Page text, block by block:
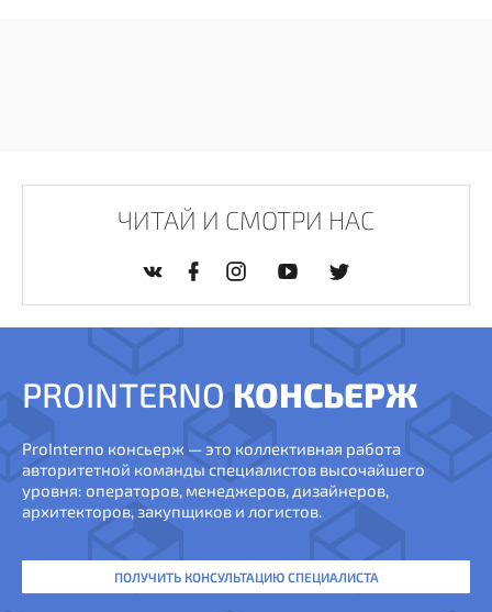
ЧИТАЙ И СМОТРИ НАС
PROINTERNO КОНСЬЕРЖ
ProInterno консьерж — это коллективная работа
авторитетной команды специалистов высочайшего
уровня: операторов, менеджеров, дизайнеров,
архитекторов, закупщиков и логистов.
ПОЛУЧИТЬ КОНСУЛЬТАЦИЮ СПЕЦИАЛИСТА